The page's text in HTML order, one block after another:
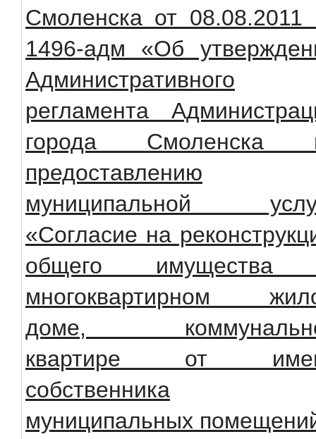
Смоленска от
1496-адм «Об
Административного
регламента
города Смоленска
предоставлению
муниципальной
«Согласие на
общего
многоквартирном
доме,
квартире от
собственника
муниципальных